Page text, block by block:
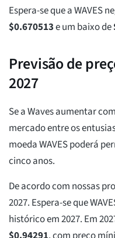
Espera-se que a WAVES
$0.670513e um baixo de
Previsão de
2027
Se a Waves aumentar
mercado entre os
moeda WAVES poderá
cinco anos.
De acordo com nossas
2027. Espera-se que
histórico em 2027. Em